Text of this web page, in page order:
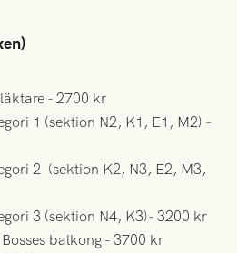
- 2700 kr
1 (sektion N2, K1, E1, M2) -
2 (sektion K2, N3, E2, M3,
3 (sektion N4, K3)- 3200 kr
balkong - 3700 kr